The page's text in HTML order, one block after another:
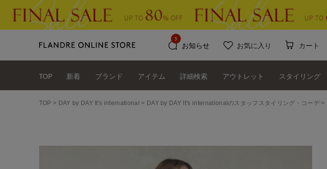
お知らせ
3
お気に入り カート
TOP 新着 ブランド アイテム 詳細検索 アウトレット スタイリング
TOP DAY by DAY It's international DAY by DAY It's internationalのスタッフスタイリング・コーデ